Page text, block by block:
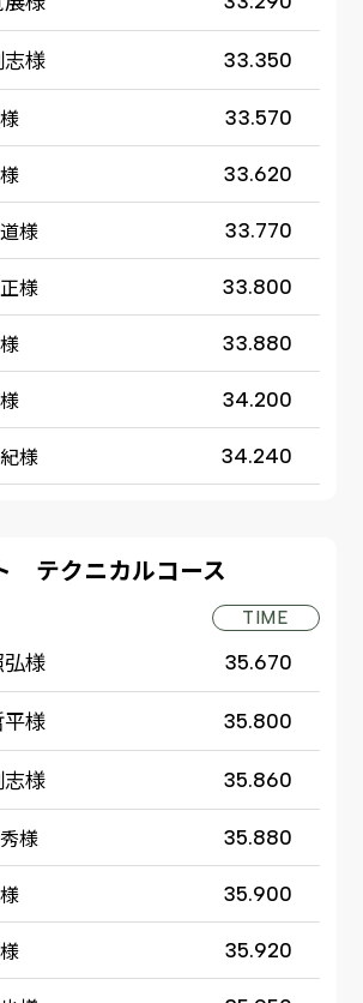
様 33.350
33.570
33.620
様 33.770
様 33.800
33.880
34.200
様 34.240
テクニカルコース
TIME
様 35.670
様 35.800
様 35.860
様 35.880
35.900
35.920